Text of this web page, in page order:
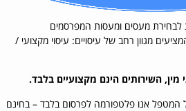
לבחירת מעסים ומעסות המפרסמים
מגוון רחב של עיסויים: עיסוי מקצועי /
השירותים הינם מקצועיים בלבד.
המטפל אנו פלטפורמה לפרסום בלבד – בחינם